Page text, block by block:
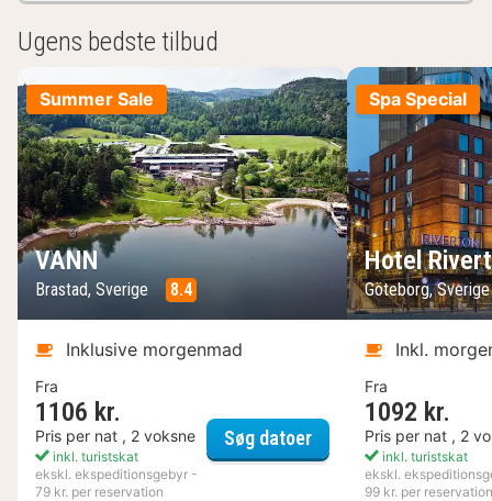
Ugens bedste tilbud
Summer Sale
VANN
Brastad, Sverige 8.4
Inklusive morgenmad
Fra
1106 kr.
Pris per nat , 2 voksne
inkl. turistskat
ekskl. ekspeditionsgebyr -
79 kr. per reservation
Søg datoerVANN
Spa Special
Hotel
Göteborg,
Inkl.
Fra
1092 kr.
Pris per nat , 2
inkl. turistskat
ekskl.
99 kr. per reservation